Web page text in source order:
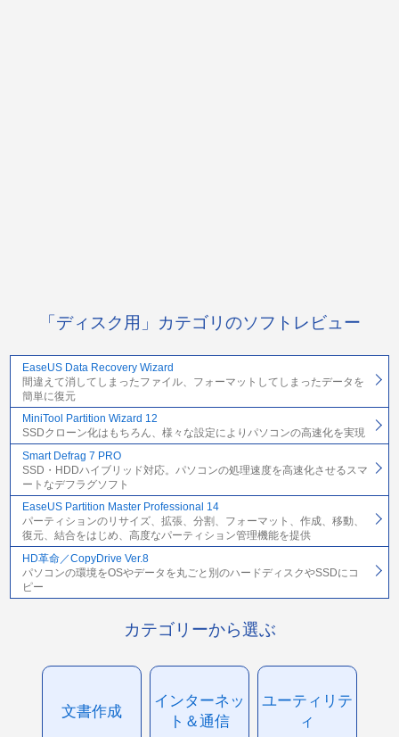
「ディスク用」カテゴリのソフトレビュー
EaseUS Data Recovery Wizard
間違えて消してしまったファイル、フォーマットしてしまったデータを
簡単に復元
MiniTool Partition Wizard 12
SSDクローン化はもちろん、様々な設定によりパソコンの高速化を実現
Smart Defrag 7 PRO
SSD・HDDハイブリッド対応。パソコンの処理速度を高速化させるスマ
ートなデフラグソフト
EaseUS Partition Master Professional 14
パーティションのリサイズ、拡張、分割、フォーマット、作成、移動、
復元、結合をはじめ、高度なパーティション管理機能を提供
HD革命／CopyDrive Ver.8
パソコンの環境をOSやデータを丸ごと別のハードディスクやSSDにコ
ピー
カテゴリーから選ぶ
文書作成
インターネッ
ト＆通信
ユーティリテ
ィ